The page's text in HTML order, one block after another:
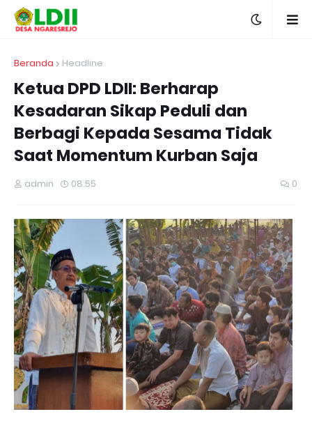
Beranda Headline
Ketua DPD LDII: Berharap
Kesadaran Sikap Peduli dan
Berbagi Kepada Sesama Tidak
Saat Momentum Kurban Saja
admin 08.55 0